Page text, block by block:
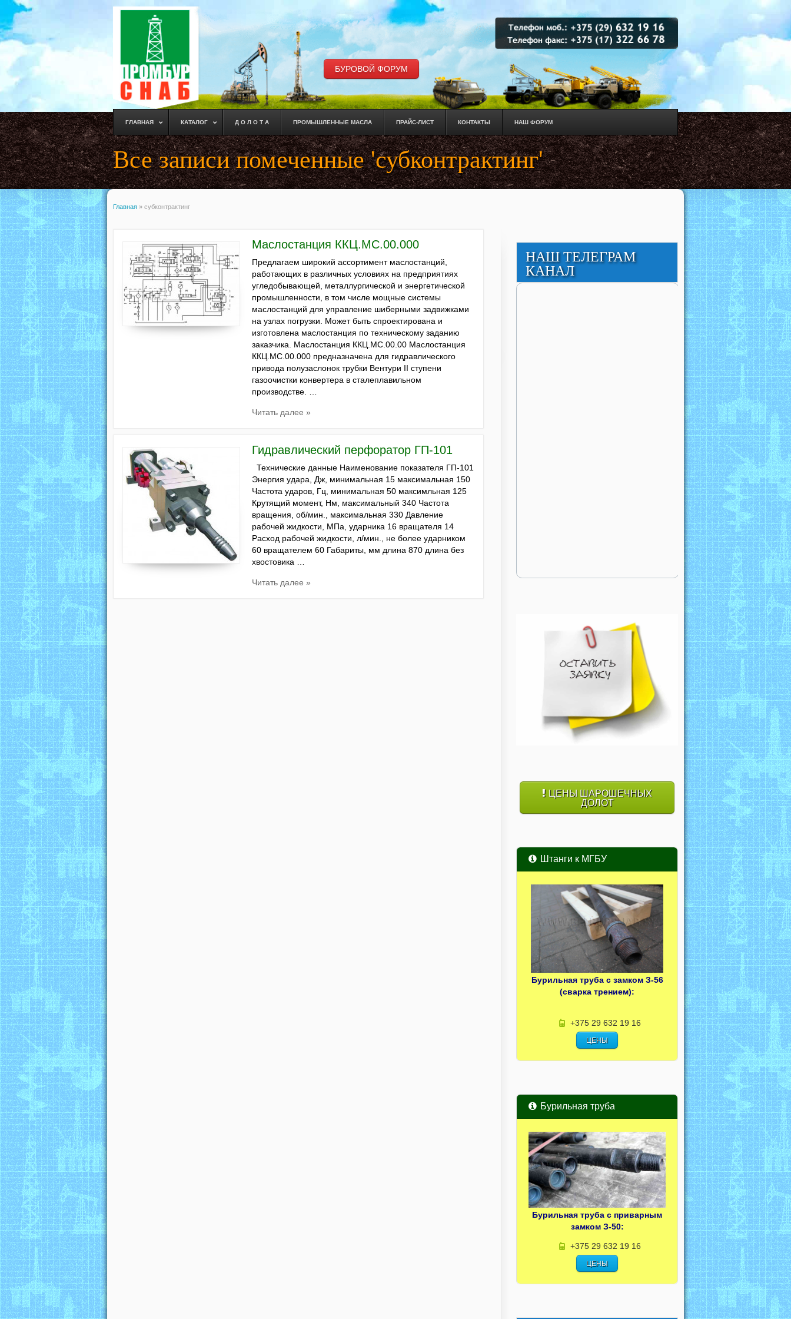
БУРОВОЙ ФОРУМ
ГЛАВНАЯ КАТАЛОГ Д О Л О Т А ПРОМЫШЛЕННЫЕ МАСЛА ПРАЙС-ЛИСТ КОНТАКТЫ НАШ ФОРУМ
Все записи помеченные 'субконтрактинг'
Главная » субконтрактинг
Маслостанция ККЦ.МС.00.000
Предлагаем широкий ассортимент маслостанций,
работающих в различных условиях на предприятиях
угледобывающей, металлургической и энергетической
промышленности, в том числе мощные системы
маслостанций для управление шиберными задвижками
на узлах погрузки. Может быть спроектирована и
изготовлена маслостанция по техническому заданию
заказчика. Маслостанция ККЦ.МС.00.00 Маслостанция
ККЦ.МС.00.000 предназначена для гидравлического
привода полузаслонок трубки Вентури II ступени
газоочистки конвертера в сталеплавильном
производстве. …
Читать далее »
Гидравлический перфоратор ГП-101
Технические данные Наименование показателя ГП-101
Энергия удара, Дж, минимальная 15 максимальная 150
Частота ударов, Гц, минимальная 50 максимльная 125
Крутящий момент, Нм, максимальный 340 Частота
вращения, об/мин., максимальная 330 Давление
рабочей жидкости, МПа, ударника 16 вращателя 14
Расход рабочей жидкости, л/мин., не более ударником
60 вращателем 60 Габариты, мм длина 870 длина без
хвостовика …
Читать далее »
НАШ ТЕЛЕГРАМ
КАНАЛ
ЦЕНЫ ШАРОШЕЧНЫХ
ДОЛОТ
Штанги к МГБУ
Бурильная труба с замком З-56
(сварка трением):
+375 29 632 19 16
ЦЕНЫ
Бурильная труба
Бурильная труба с приварным
замком З-50:
+375 29 632 19 16
ЦЕНЫ